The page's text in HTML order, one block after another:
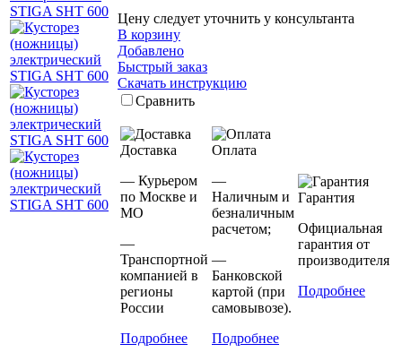
Цену следует уточнить у консультанта
В корзину
Добавлено
Быстрый заказ
Скачать инструкцию
Сравнить
Доставка
— Курьером
по Москве и
МО
—
Транспортной
компанией в
регионы
России
Подробнее
Оплата
—
Наличным и
безналичным
расчетом;
—
Банковской
картой (при
самовывозе).
Подробнее
Гарантия
Официальная
гарантия от
производителя
Подробнее